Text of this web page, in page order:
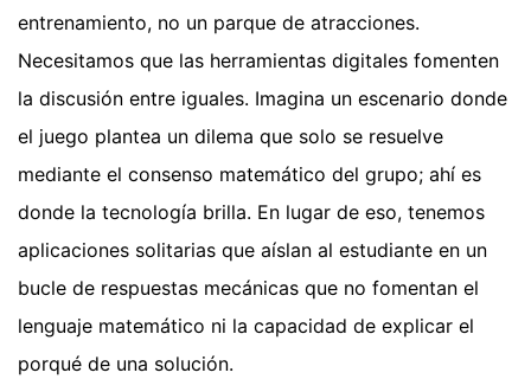
entrenamiento, no un parque de atracciones.
Necesitamos que las herramientas digitales fomenten
la discusión entre iguales. Imagina un escenario donde
el juego plantea un dilema que solo se resuelve
mediante el consenso matemático del grupo; ahí es
donde la tecnología brilla. En lugar de eso, tenemos
aplicaciones solitarias que aíslan al estudiante en un
bucle de respuestas mecánicas que no fomentan el
lenguaje matemático ni la capacidad de explicar el
porqué de una solución.